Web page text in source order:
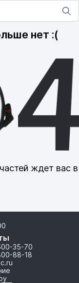
нет :(
ждет вас в
35-70
88-18